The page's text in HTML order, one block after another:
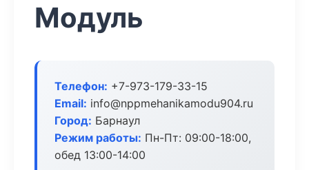
Модуль
Телефон: +7-973-179-33-15
Email: info@nppmehanikamodu904.ru
Город: Барнаул
Режим работы: Пн-Пт: 09:00-18:00,
обед 13:00-14:00